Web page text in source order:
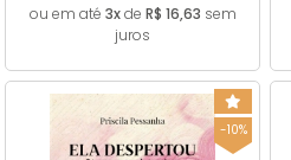
ou em até 3xde R$ 16,63 sem
juros
-10%